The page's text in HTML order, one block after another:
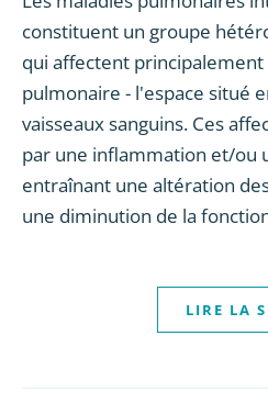
constituent un groupe
qui affectent
pulmonaire - l'espace situé
vaisseaux sanguins. Ces
par une inflammation et/ou
entraînant une altération
une diminution de la
LIRE LA